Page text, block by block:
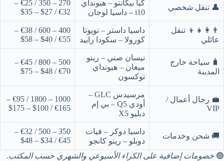
👤 تنقل شخصي
كيا بيكانتو – هيونداي
i10 – داسيا لوجان
270 – 350 / €25 –
€32 / $27 – $35
👨‍👩‍👧‍👦 تنقل
عائلي
داسيا داستر – تويوتا
كورولا – سكودا رابيد
400 – 600 / €38 –
€55 / $40 – $58
🧳 سياحة خارج
المدينة
نيسان صني – رينو
ميغان – هيونداي
توكسون
500 – 800 / €45 –
€70 / $48 – $75
💼 رجال أعمال /
VIP
مرسيدس GLC –
أودي Q5 – بي إم
دبليو X5
1000 – 1800 / €95 –
€165 / $100 – $175
🚚 شحن وخدمات
داسيا دوكر – فيات
دوبلو – رينو كانجو
350 – 500 / €32 –
€45 / $34 – $48
🟢 خصومات إضافية على الكراء الأسبوعي والشهري حسب المكتب.